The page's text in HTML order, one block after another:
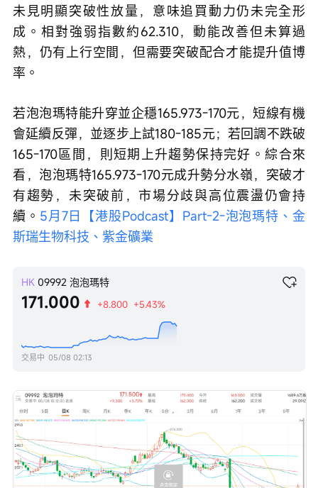
未見明顯突破性放量，意味追買動力仍未完全形
成。相對強弱指數約62.310，動能改善但未算過
熱，仍有上行空間，但需要突破配合才能提升值博
率。
若泡泡瑪特能升穿並企穩165.973-170元，短線有機
會延續反彈，並逐步上試180-185元；若回調不跌破
165-170區間，則短期上升趨勢保持完好。綜合來
看，泡泡瑪特165.973-170元成升勢分水嶺，突破才
有趨勢，未突破前，市場分歧與高位震盪仍會持
續。 5月7日【港股Podcast】Part-2-泡泡瑪特、金
斯瑞生物科技、紫金礦業
HK 09992 泡泡瑪特
171.000 +8.800 +5.43%
交易中 05/08 02:13